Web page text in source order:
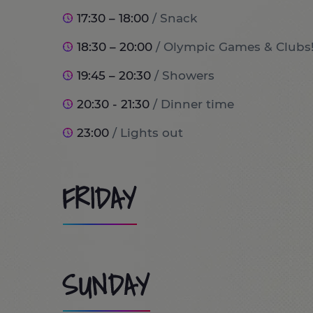
17:30 – 18:00 / Snack
18:30 – 20:00 / Olympic Games &
19:45 – 20:30 / Showers
20:30 - 21:30 / Dinner time
23:00 / Lights out
FRIDAY
9:00 / Port Aventura World
SUNDAY